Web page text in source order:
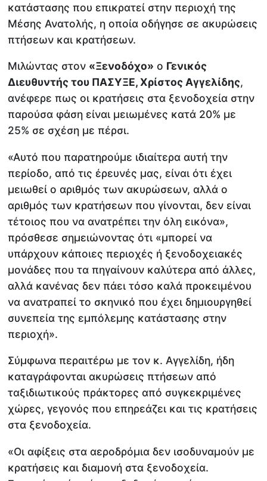
κατάστασης που επικρατεί στην περιοχή της
Μέσης Ανατολής, η οποία οδήγησε σε ακυρώσεις
πτήσεων και κρατήσεων.
Μιλώντας στον «Ξενοδόχο» ο Γενικός
Διευθυντής του ΠΑΣΥΞΕ, Χρίστος Αγγελίδης,
ανέφερε πως οι κρατήσεις στα ξενοδοχεία στην
παρούσα φάση είναι μειωμένες κατά 20% με
25% σε σχέση με πέρσι.
«Αυτό που παρατηρούμε ιδιαίτερα αυτή την
περίοδο, από τις έρευνές μας, είναι ότι έχει
μειωθεί ο αριθμός των ακυρώσεων, αλλά ο
αριθμός των κρατήσεων που γίνονται, δεν είναι
τέτοιος που να ανατρέπει την όλη εικόνα»,
πρόσθεσε σημειώνοντας ότι «μπορεί να
υπάρχουν κάποιες περιοχές ή ξενοδοχειακές
μονάδες που τα πηγαίνουν καλύτερα από άλλες,
αλλά κανένας δεν πάει τόσο καλά προκειμένου
να ανατραπεί το σκηνικό που έχει δημιουργηθεί
συνεπεία της εμπόλεμης κατάστασης στην
περιοχή».
Σύμφωνα περαιτέρω με τον κ. Αγγελίδη, ήδη
καταγράφονται ακυρώσεις πτήσεων από
ταξιδιωτικούς πράκτορες από συγκεκριμένες
χώρες, γεγονός που επηρεάζει και τις κρατήσεις
στα ξενοδοχεία.
«Οι αφίξεις στα αεροδρόμια δεν ισοδυναμούν με
κρατήσεις και διαμονή στα ξενοδοχεία.